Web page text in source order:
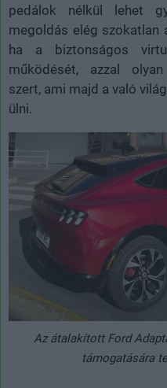
pedálok nélkül lehet
megoldás elég szokatlan
ha a biztonságos
működését, azzal
szert, ami majd a való
ülni.
Az átalakított Ford
támogatására